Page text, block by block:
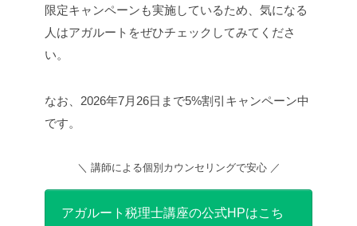
限定キャンペーンも実施しているため、気になる
人はアガルートをぜひチェックしてみてくださ
い。
なお、2026年7月26日まで5%割引キャンペーン中
です。
＼ 講師による個別カウンセリングで安心 ／
アガルート税理士講座の公式HPはこち